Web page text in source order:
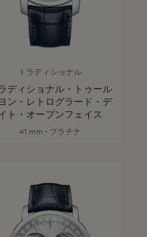
トラディショナル
ディショナル・トゥール
ン・レトログラード・デ
ト・オープンフェイス
41 mm - プラチナ